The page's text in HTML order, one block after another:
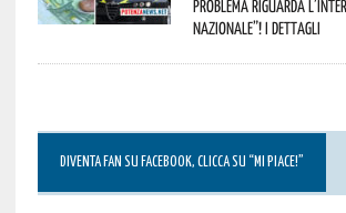
problema riguarda
Nazionale”! I dettagli
DIVENTA FAN SU FACEBOOK, CLICCA SU “MI PIACE!”